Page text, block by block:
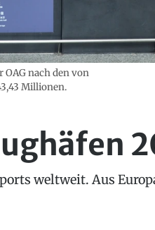
OAG nach den von
Millionen.
weltweit. Aus